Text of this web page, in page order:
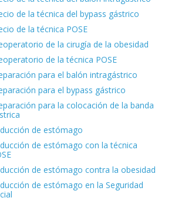
de la técnica del bypass gástrico
de la técnica POSE
de la cirugía de la obesidad
de la técnica POSE
para el balón intragástrico
para el bypass gástrico
para la colocación de la banda
de estómago
de estómago con la técnica
de estómago contra la obesidad
de estómago en la Seguridad